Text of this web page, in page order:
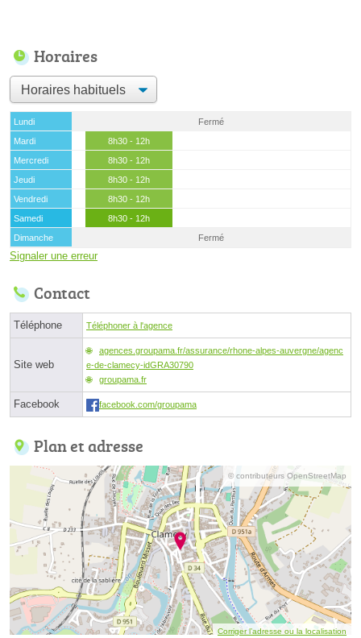
Horaires
Lundi
Fermé
Mardi
8h30 - 12h
Mercredi
8h30 - 12h
Jeudi
8h30 - 12h
Vendredi
8h30 - 12h
Samedi
8h30 - 12h
Dimanche
Fermé
Signaler une erreur
Contact
Téléphone Téléphoner à l'agence
Site web
agences.groupama.fr/assurance/rhone-alpes-auvergne/agenc
e-de-clamecy-idGRA30790
groupama.fr
Facebook facebook.com/groupama
Plan et adresse
© contributeurs OpenStreetMap
Corriger l’adresse ou la localisation